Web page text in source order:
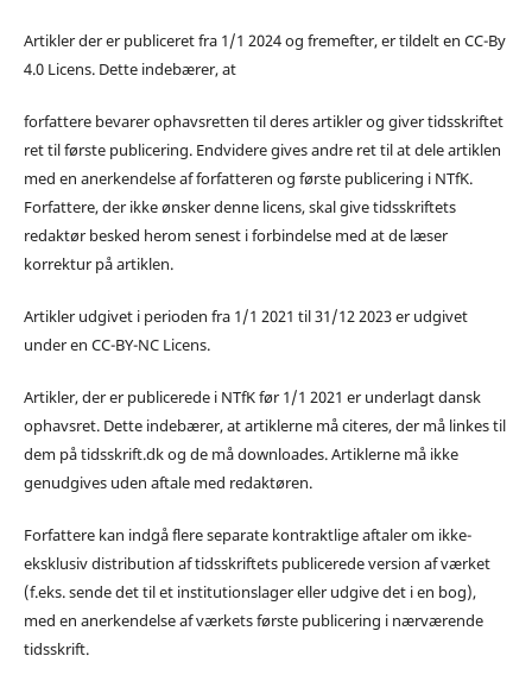
Artikler der er publiceret fra 1/1 2024 og fremefter, er tildelt en CC-By
4.0 Licens. Dette indebærer, at
forfattere bevarer ophavsretten til deres artikler og giver tidsskriftet
ret til første publicering. Endvidere gives andre ret til at dele artiklen
med en anerkendelse af forfatteren og første publicering i NTfK.
Forfattere, der ikke ønsker denne licens, skal give tidsskriftets
redaktør besked herom senest i forbindelse med at de læser
korrektur på artiklen.
Artikler udgivet i perioden fra 1/1 2021 til 31/12 2023 er udgivet
under en CC-BY-NC Licens.
Artikler, der er publicerede i NTfK før 1/1 2021 er underlagt dansk
ophavsret. Dette indebærer, at artiklerne må citeres, der må linkes til
dem på tidsskrift.dk og de må downloades. Artiklerne må ikke
genudgives uden aftale med redaktøren.
Forfattere kan indgå flere separate kontraktlige aftaler om ikke-
eksklusiv distribution af tidsskriftets publicerede version af værket
(f.eks. sende det til et institutionslager eller udgive det i en bog),
med en anerkendelse af værkets første publicering i nærværende
tidsskrift.